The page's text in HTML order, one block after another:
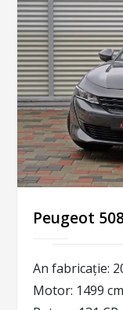
Peugeot
An fabricație:
Motor: 1499 cm